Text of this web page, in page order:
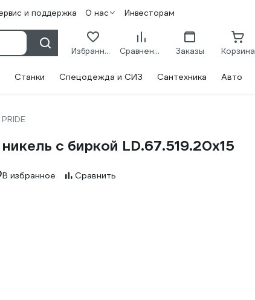
и поддержка О нас Инвесторам
Избранное Сравнение Заказы Корзина
Станки Спецодежда и СИЗ Сантехника Авто
с биркой LD.67.519.20х15
В избранное Сравнить